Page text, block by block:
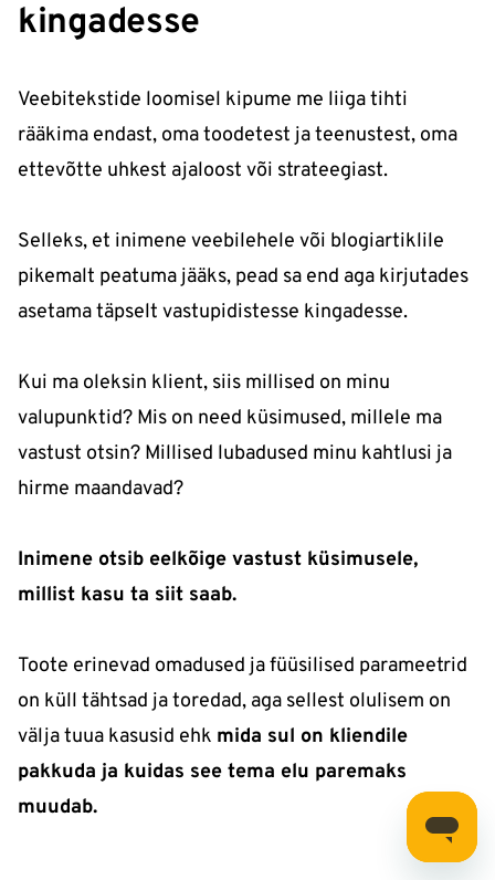
kingadesse
Veebitekstide loomisel kipume me liiga tihti
rääkima endast, oma toodetest ja teenustest, oma
ettevõtte uhkest ajaloost või strateegiast.
Selleks, et inimene veebilehele või blogiartiklile
pikemalt peatuma jääks, pead sa end aga kirjutades
asetama täpselt vastupidistesse kingadesse.
Kui ma oleksin klient, siis millised on minu
valupunktid? Mis on need küsimused, millele ma
vastust otsin? Millised lubadused minu kahtlusi ja
hirme maandavad?
Inimene otsib eelkõige vastust küsimusele,
millist kasu ta siit saab.
Toote erinevad omadused ja füüsilised parameetrid
on küll tähtsad ja toredad, aga sellest olulisem on
välja tuua kasusid ehk mida sul on kliendile
pakkuda ja kuidas see tema elu paremaks
muudab.